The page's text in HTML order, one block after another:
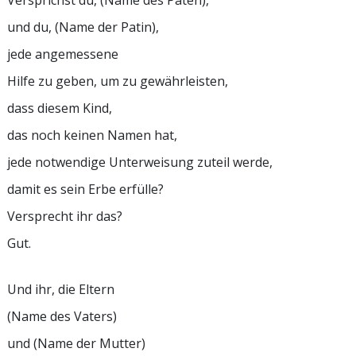
und du, (Name der Patin),
jede angemessene
Hilfe zu geben, um zu gewährleisten,
dass diesem Kind,
das noch keinen Namen hat,
jede notwendige Unterweisung zuteil werde,
damit es sein Erbe erfülle?
Versprecht ihr das?
Gut.
Und ihr, die Eltern
(Name des Vaters)
und (Name der Mutter)